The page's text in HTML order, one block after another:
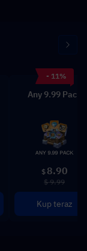
- 11%
Any 9.99 Pack
$ 8.90
$ 9.99
Kup teraz